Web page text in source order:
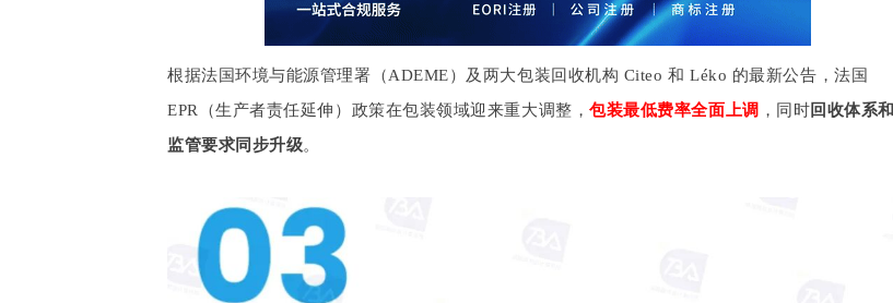
根据法国环境与能源管理署（ADEME）及两大包装回收机构 Citeo 和 Léko 的最新公告，法国
EPR（生产者责任延伸）政策在包装领域迎来重大调整，包装最低费率全面上调 ，同时回收体系和
监管要求同步升级。